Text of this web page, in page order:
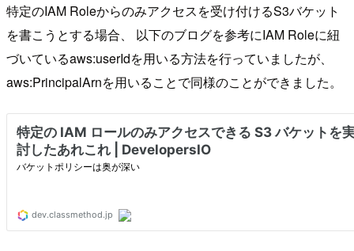
特定のIAM Roleからのみアクセスを受け付けるS3バケット
を書こうとする場合、 以下のブログを参考にIAM Roleに紐
づいているaws:userIdを用いる方法を行っていましたが、
aws:PrincipalArnを用いることで同様のことができました。